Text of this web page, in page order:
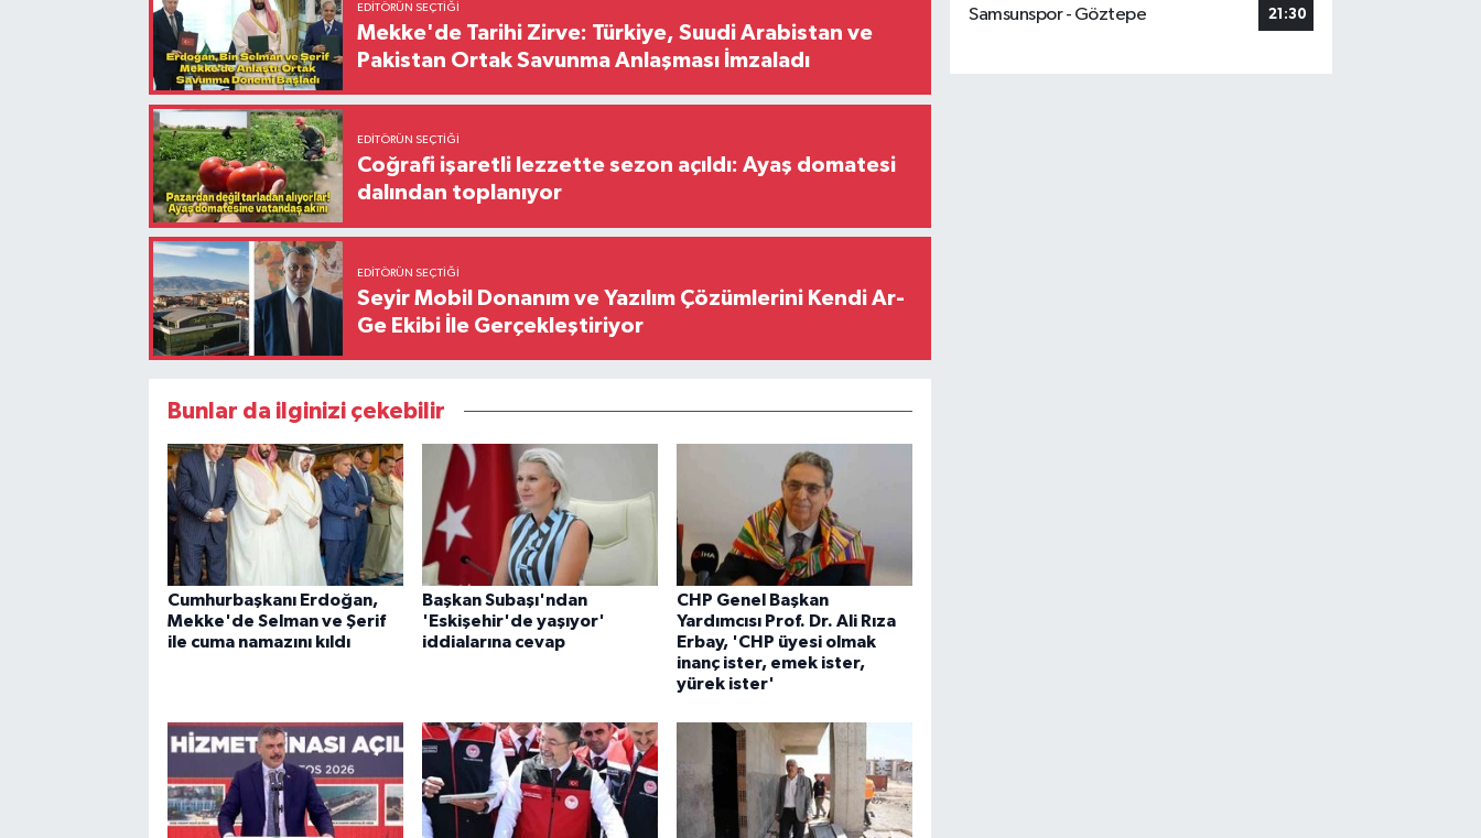
EDITÖRÜN SEÇTIĞI
Mekke'de Tarihi Zirve: Türkiye, Suudi Arabistan ve
Pakistan Ortak Savunma Anlaşması İmzaladı
EDITÖRÜN SEÇTIĞI
Coğrafi işaretli lezzette sezon açıldı: Ayaş domatesi
dalından toplanıyor
EDITÖRÜN SEÇTIĞI
Seyir Mobil Donanım ve Yazılım Çözümlerini Kendi Ar-
Ge Ekibi İle Gerçekleştiriyor
Bunlar da ilginizi çekebilir
Cumhurbaşkanı Erdoğan,
Mekke'de Selman ve Şerif
ile cuma namazını kıldı
Başkan Subaşı'ndan
'Eskişehir'de yaşıyor'
iddialarına cevap
CHP Genel Başkan
Yardımcısı Prof. Dr. Ali Rıza
Erbay, 'CHP üyesi olmak
inanç ister, emek ister,
yürek ister'
Samsunspor - Göztepe
21:30